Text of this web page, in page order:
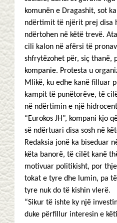
komunën e Dragashit, sot
ndërtimit të njërit prej disa
ndërtohen në këtë trevë.
cili kalon në afërsi të
shfrytëzohet për, siç thanë,
kompanie. Protesta u
Mlikë, ku edhe kanë filluar
kampit të punëtorëve, të
në ndërtimin e një
“Eurokos JH”, kompani kjo
së ndërtuari disa sosh në
Redaksia jonë ka biseduar
këta banorë, të cilët kanë
motivuar politikisht, por
tokat e tyre dhe lumin, pa
tyre nuk do të kishin vlerë.
“Sikur të ishte ky një
duke përfillur interesin e